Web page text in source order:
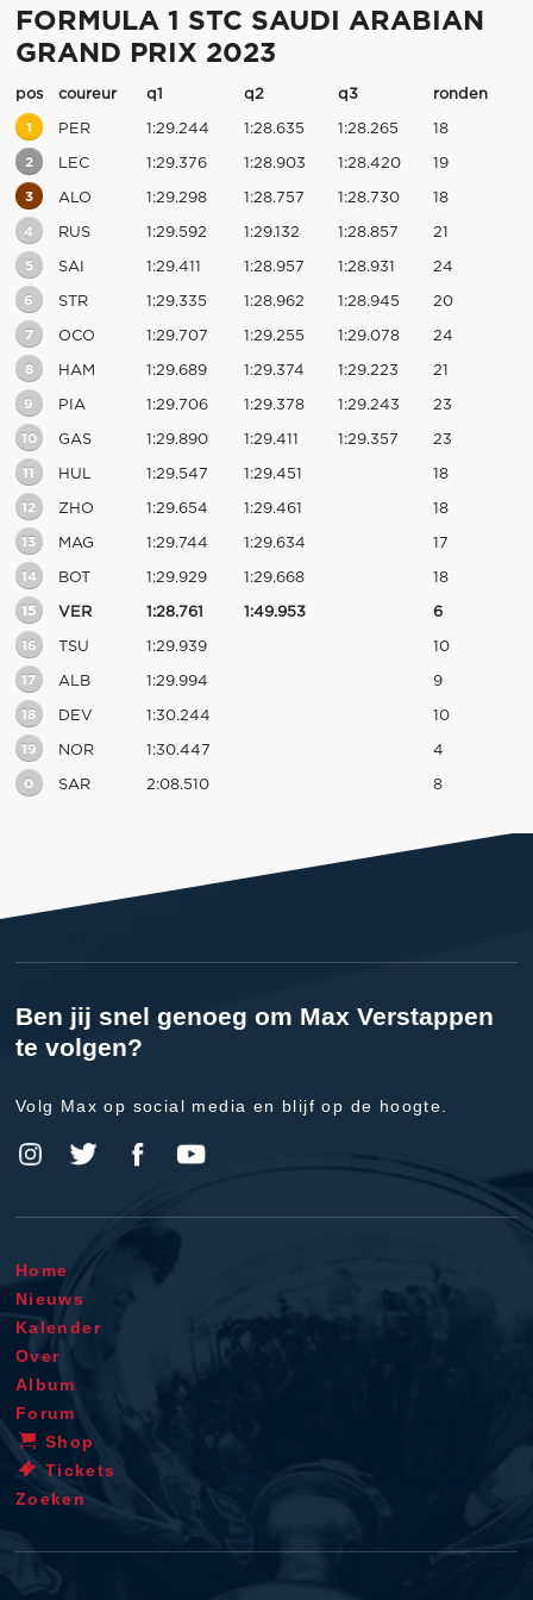
FORMULA 1 STC SAUDI ARABIAN
GRAND PRIX 2023
pos coureur q1 q2 q3 ronden
1 PER 1:29.244 1:28.635 1:28.265 18
2 LEC 1:29.376 1:28.903 1:28.420 19
3 ALO 1:29.298 1:28.757 1:28.730 18
4 RUS 1:29.592 1:29.132 1:28.857 21
5 SAI 1:29.411 1:28.957 1:28.931 24
6 STR 1:29.335 1:28.962 1:28.945 20
7 OCO 1:29.707 1:29.255 1:29.078 24
8 HAM 1:29.689 1:29.374 1:29.223 21
9 PIA 1:29.706 1:29.378 1:29.243 23
10 GAS 1:29.890 1:29.411 1:29.357 23
11 HUL 1:29.547 1:29.451 18
12 ZHO 1:29.654 1:29.461 18
13 MAG 1:29.744 1:29.634 17
14 BOT 1:29.929 1:29.668 18
15 VER 1:28.761 1:49.953 6
16 TSU 1:29.939 10
17 ALB 1:29.994 9
18 DEV 1:30.244 10
19 NOR 1:30.447 4
0 SAR 2:08.510 8
Ben jij snel genoeg om Max Verstappen
te volgen?
Volg Max op social media en blijf op de hoogte.
Home
Nieuws
Kalender
Over
Album
Forum
Shop
Tickets
Zoeken